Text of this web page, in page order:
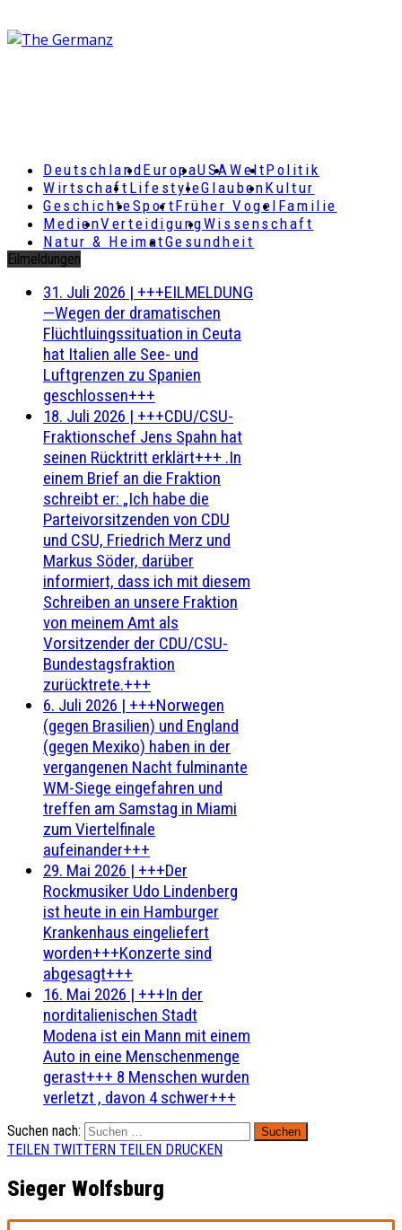
DeutschlandEuropaUSAWeltPolitik
Wirtschaft LifestyleGlaubenKultur
GeschichteSportFrüher Vogel Familie
MedienVerteidigungWissenschaft
Natur & HeimatGesundheit
Eilmeldungen
31. Juli 2026 | +++EILMELDUNG
—Wegen der dramatischen
Flüchtluingssituation in Ceuta
hat Italien alle See- und
Luftgrenzen zu Spanien
geschlossen+++
18. Juli 2026 | +++CDU/CSU-
Fraktionschef Jens Spahn hat
seinen Rücktritt erklärt+++ .In
einem Brief an die Fraktion
schreibt er: „Ich habe die
Parteivorsitzenden von CDU
und CSU, Friedrich Merz und
Markus Söder, darüber
informiert, dass ich mit diesem
Schreiben an unsere Fraktion
von meinem Amt als
Vorsitzender der CDU/CSU-
Bundestagsfraktion
zurücktrete.+++
6. Juli 2026 | +++Norwegen
(gegen Brasilien) und England
(gegen Mexiko) haben in der
vergangenen Nacht fulminante
WM-Siege eingefahren und
treffen am Samstag in Miami
zum Viertelfinale
aufeinander+++
29. Mai 2026 | +++Der
Rockmusiker Udo Lindenberg
ist heute in ein Hamburger
Krankenhaus eingeliefert
worden+++Konzerte sind
abgesagt+++
16. Mai 2026 | +++In der
norditalienischen Stadt
Modena ist ein Mann mit einem
Auto in eine Menschenmenge
gerast+++ 8 Menschen wurden
verletzt , davon 4 schwer+++
Suchen nach:
TEILEN TWITTERN TEILEN DRUCKEN
Sieger Wolfsburg